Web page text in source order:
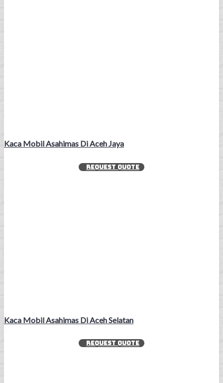
Kaca Mobil Asahimas Di Aceh Jaya
REQUEST QUOTE
Kaca Mobil Asahimas Di Aceh Selatan
REQUEST QUOTE